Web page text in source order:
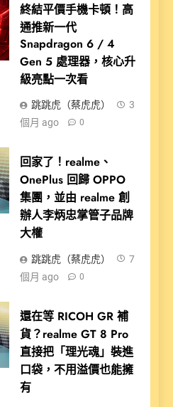
終結平價手機卡頓！高
通推新一代
Snapdragon 6 / 4
Gen 5 處理器，核心升
級亮點一次看
跳跳虎（蔡虎虎）
3
個月 ago
0
回家了！realme、
OnePlus 回歸 OPPO
集團，並由 realme 創
辦人李炳忠掌管子品牌
大權
跳跳虎（蔡虎虎）
7
個月 ago
0
還在等 RICOH GR 補
貨？realme GT 8 Pro
直接把「理光魂」裝進
口袋，不用溢價也能擁
有